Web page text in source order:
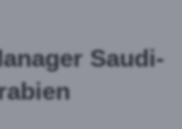
Saudi-